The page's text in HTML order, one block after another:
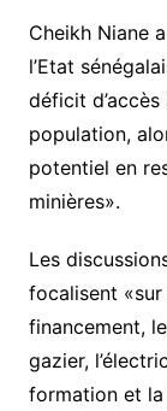
Cheikh Niane
l’Etat
déficit
population,
potentiel en
minières».
Les
focalisent
financement,
gazier,
formation et